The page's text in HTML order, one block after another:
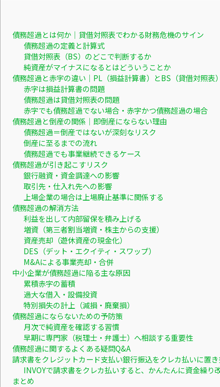
債務超過とは何か｜貸借対照表でわかる財務危機のサイン
債務超過の定義と計算式
貸借対照表（BS）のどこで判断するか
純資産がマイナスになるとはどういうことか
債務超過と赤字の違い｜PL（損益計算書）とBS（貸借対照表
赤字は損益計算書の問題
債務超過は貸借対照表の問題
赤字でも債務超過でない場合・赤字かつ債務超過の場合
債務超過と倒産の関係｜即倒産にならない理由
債務超過＝倒産ではないが深刻なリスク
倒産に至るまでの流れ
債務超過でも事業継続できるケース
債務超過が引き起こすリスク
銀行融資・資金調達への影響
取引先・仕入れ先への影響
上場企業の場合は上場廃止基準に関係する
債務超過の解消方法
利益を出して内部留保を積み上げる
増資（第三者割当増資・株主からの支援）
資産売却（遊休資産の現金化）
DES（デット・エクイティ・スワップ）
M&Aによる事業売却・合併
中小企業が債務超過に陥る主な原因
累積赤字の蓄積
過大な借入・設備投資
特別損失の計上（減損・廃棄損）
債務超過にならないための予防策
月次で純資産を確認する習慣
早期に専門家（税理士・弁護士）へ相談する重要性
債務超過に関するよくある疑問Q&A
請求書をクレジットカード支払い銀行振込をクレカ払いに置
INVOYで請求書をクレカ払いすると、かんたんに資金繰り
まとめ